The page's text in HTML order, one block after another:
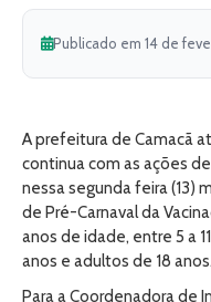
Publicado em 14 de
A prefeitura de Camacã
continua com as ações
nessa segunda feira (13)
de Pré-Carnaval da
anos de idade, entre 5 a
anos e adultos de 18 anos.
Para a Coordenadora de